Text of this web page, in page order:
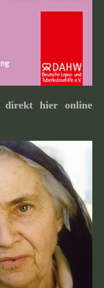
direkt hier online